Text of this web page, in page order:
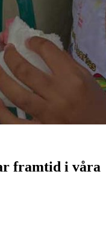
framtid i våra